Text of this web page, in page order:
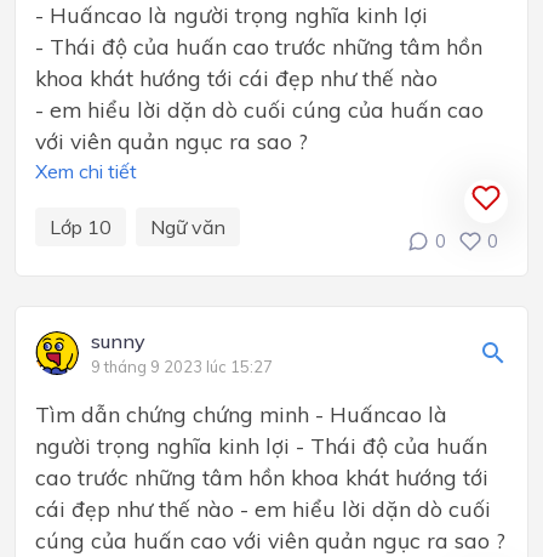
- Huấncao là người trọng nghĩa kinh lợi
- Thái độ của huấn cao trước những tâm hồn
khoa khát hướng tới cái đẹp như thế nào
- em hiểu lời dặn dò cuối cúng của huấn cao
với viên quản ngục ra sao ?
Xem chi tiết
Lớp 10 Ngữ văn
0 0
sunny
9 tháng 9 2023 lúc 15:27
Tìm dẫn chứng chứng minh - Huấncao là
người trọng nghĩa kinh lợi - Thái độ của huấn
cao trước những tâm hồn khoa khát hướng tới
cái đẹp như thế nào - em hiểu lời dặn dò cuối
cúng của huấn cao với viên quản ngục ra sao ?